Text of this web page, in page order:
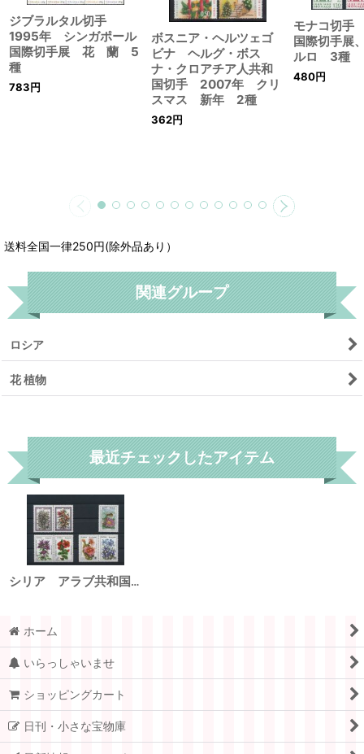
ジブラルタル切手
1995年 シンガポール
国際切手展 花 蘭 5
種
783円
ボスニア・ヘルツェゴ
ビナ ヘルグ・ボス
ナ・クロアチア人共和
国切手 2007年 クリ
スマス 新年 2種
362円
モナコ切
国際切手展
ルロ 3種
480円
送料全国一律250円(除外品あり）
関連グループ
ロシア
花 植物
最近チェックしたアイテム
シリア アラブ共和国切手 1995-99年 セット 花 国際フラワーショー 7種
ホーム
いらっしゃいませ
ショッピングカート
日刊・小さな宝物庫